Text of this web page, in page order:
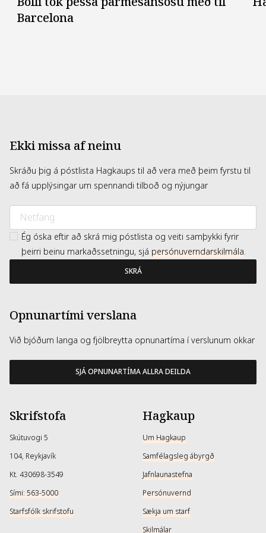
Barcelona
Ekki missa af neinu
Skráðu þig á póstlista Hagkaups til að vera með þeim fyrstu til
að fá upplýsingar um spennandi tilboð og nýjungar
Ég óska eftir að skrá mig póstlista og veiti samþykki fyrir
þeirri beinu markaðssetningu, sjá persónuverndarskilmála.
SKRÁ
Opnunartími verslana
Við bjóðum langa og fjölbreytta opnunartíma í verslunum okkar
SJÁ OPNUNARTÍMA ALLRA DEILDA
Skrifstofa
Skútuvogi 5
104, Reykjavík
Kt. 430698-3549
Sími: 563-5000
Starfsfólk skrifstofu
Hagkaup
Um Hagkaup
Samfélagsleg ábyrgð
Jafnlaunastefna
Persónuvernd
Sækja um starf
Skilmálar